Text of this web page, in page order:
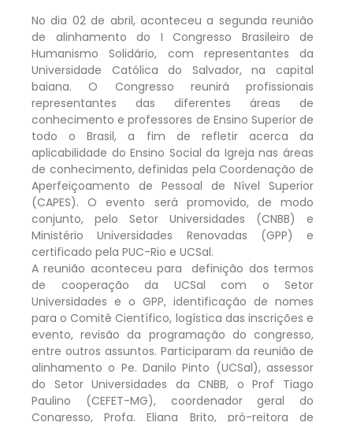
No dia 02 de abril, aconteceu a segunda reunião
de alinhamento do I Congresso Brasileiro de
Humanismo Solidário, com representantes da
Universidade Católica do Salvador, na capital
baiana. O Congresso reunirá profissionais
representantes das diferentes áreas de
conhecimento e professores de Ensino Superior de
todo o Brasil, a fim de refletir acerca da
aplicabilidade do Ensino Social da Igreja nas áreas
de conhecimento, definidas pela Coordenação de
Aperfeiçoamento de Pessoal de Nível Superior
(CAPES). O evento será promovido, de modo
conjunto, pelo Setor Universidades (CNBB) e
Ministério Universidades Renovadas (GPP) e
certificado pela PUC-Rio e UCSal.
A reunião aconteceu para definição dos termos
de cooperação da UCSal com o Setor
Universidades e o GPP, identificação de nomes
para o Comitê Científico, logística das inscrições e
evento, revisão da programação do congresso,
entre outros assuntos. Participaram da reunião de
alinhamento o Pe. Danilo Pinto (UCSal), assessor
do Setor Universidades da CNBB, o Prof Tiago
Paulino (CEFET-MG), coordenador geral do
Congresso, Profa. Eliana Brito, pró-reitora de